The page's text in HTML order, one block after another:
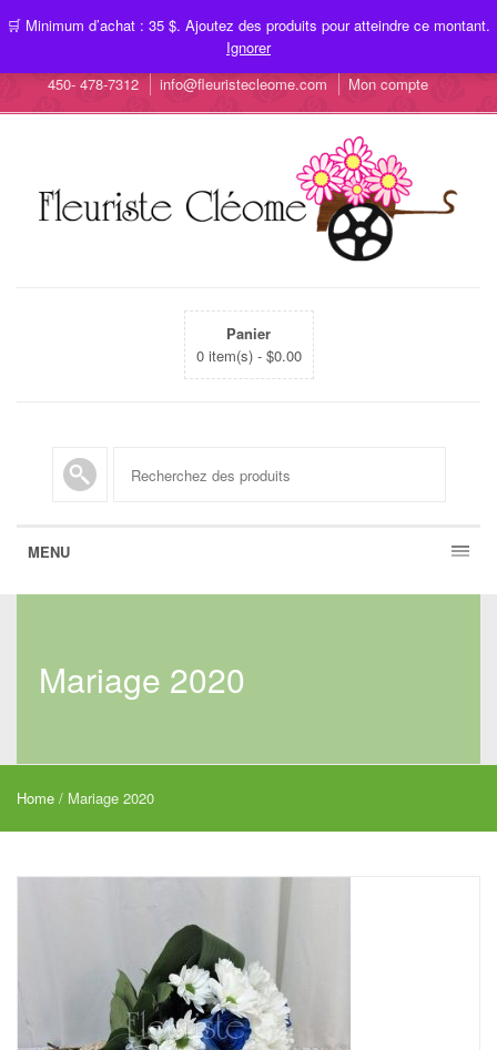
450- 478-7312 info@fleuristecleome.com Mon compte
Panier
0 item(s) - $0.00
MENU
Mariage 2020
Home / Mariage 2020
🛒 Minimum d’achat : 35 $. Ajoutez des produits pour atteindre ce montant.
Ignorer